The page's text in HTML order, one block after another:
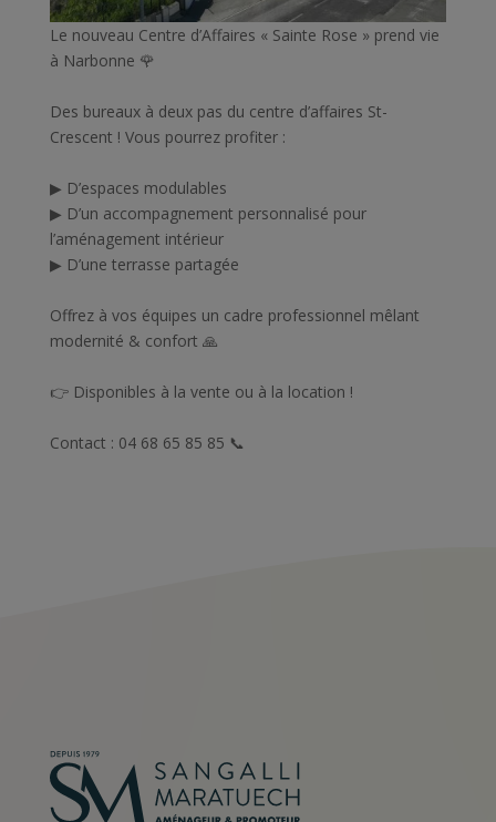
Le nouveau Centre d’Affaires « Sainte Rose » prend vie
à Narbonne 🌹
Des bureaux à deux pas du centre d’affaires St-
Crescent ! Vous pourrez profiter :
▶ D’espaces modulables
▶ D’un accompagnement personnalisé pour
l’aménagement intérieur
▶ D’une terrasse partagée
Offrez à vos équipes un cadre professionnel mêlant
modernité & confort 🙏
👉 Disponibles à la vente ou à la location !
Contact : 04 68 65 85 85 📞